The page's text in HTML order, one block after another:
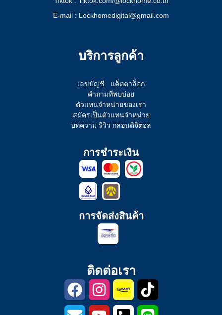
E-mail : Lockhomedigital@gmail.com
บริการลูกค้า
เลขบัญชี
แค็ตตาล็อก
คำถามที่พบบ่อย
ตัวแทนจำหน่ายของเรา
สมัครเป็นตัวแทนจำหน่าย
บทความ รีวิว กลอนดิจิตอล
การชำระเงิน
การจัดส่งสินค้า
ติดต่อเรา